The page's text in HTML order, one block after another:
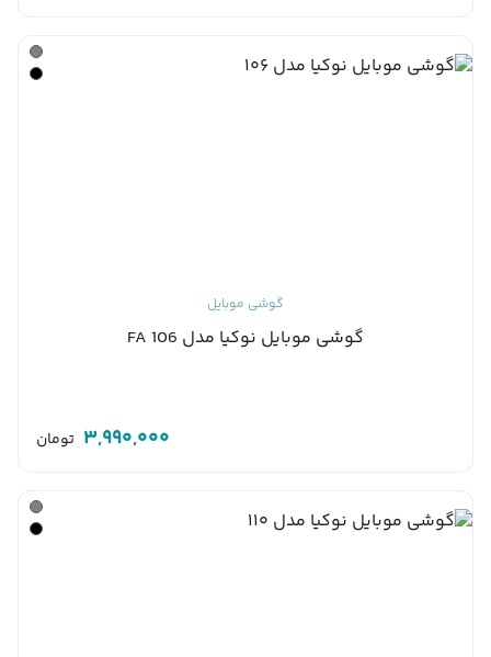
گوشی موبایل
گوشی موبایل نوکیا مدل 106 FA
3,990,000 تومان